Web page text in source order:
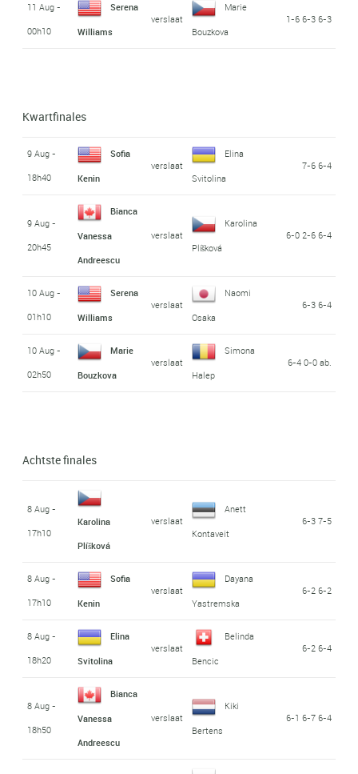
11 Aug -
00h10
Serena
Williams
verslaat
Marie
Bouzkova
1-6 6-3 6-3
Kwartfinales
9 Aug -
18h40
Sofia
Kenin
verslaat
Elina
Svitolina
7-6 6-4
9 Aug -
20h45
Bianca
Vanessa
Andreescu
verslaat
Karolina
Plíšková
6-0 2-6 6-4
10 Aug -
01h10
Serena
Williams
verslaat
Naomi
Osaka
6-3 6-4
10 Aug -
02h50
Marie
Bouzkova
verslaat
Simona
Halep
6-4 0-0 ab.
Achtste finales
8 Aug -
17h10
Karolina
Plíšková
verslaat
Anett
Kontaveit
6-3 7-5
8 Aug -
17h10
Sofia
Kenin
verslaat
Dayana
Yastremska
6-2 6-2
8 Aug -
18h20
Elina
Svitolina
verslaat
Belinda
Bencic
6-2 6-4
8 Aug -
18h50
Bianca
Vanessa
Andreescu
verslaat
Kiki
Bertens
6-1 6-7 6-4